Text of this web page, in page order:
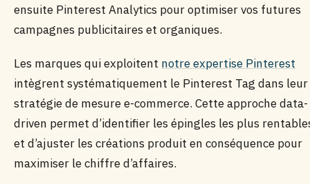
ensuite Pinterest Analytics pour optimiser vos futures
campagnes publicitaires et organiques.
Les marques qui exploitent notre expertise Pinterest
intègrent systématiquement le Pinterest Tag dans leur
stratégie de mesure e-commerce. Cette approche data-
driven permet d’identifier les épingles les plus
et d’ajuster les créations produit en conséquence pour
maximiser le chiffre d’affaires.